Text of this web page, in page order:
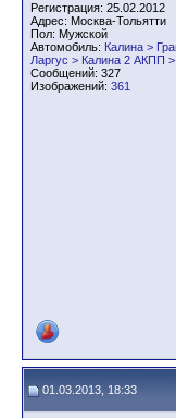
Регистрация: 25.02.2012
Адрес: Москва-Тольятти
Пол: Мужской
Автомобиль: Калина >
Ларгус > Калина 2 АКПП
Сообщений: 327
Изображений: 361
01.03.2013, 18:33